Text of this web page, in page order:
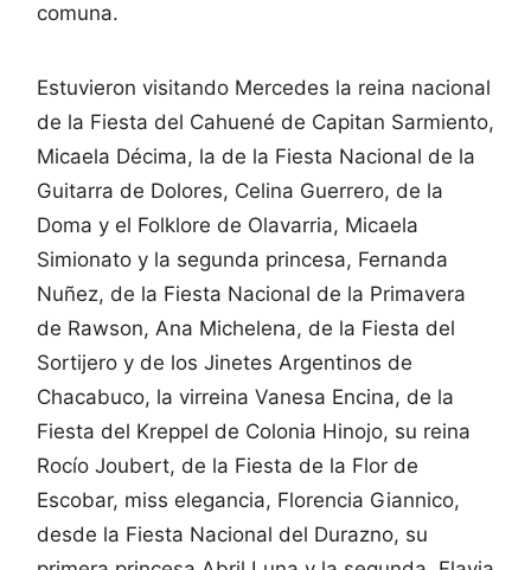
comuna.
Estuvieron visitando Mercedes la reina nacional
de la Fiesta del Cahuené de Capitan Sarmiento,
Micaela Décima, la de la Fiesta Nacional de la
Guitarra de Dolores, Celina Guerrero, de la
Doma y el Folklore de Olavarria, Micaela
Simionato y la segunda princesa, Fernanda
Nuñez, de la Fiesta Nacional de la Primavera
de Rawson, Ana Michelena, de la Fiesta del
Sortijero y de los Jinetes Argentinos de
Chacabuco, la virreina Vanesa Encina, de la
Fiesta del Kreppel de Colonia Hinojo, su reina
Rocío Joubert, de la Fiesta de la Flor de
Escobar, miss elegancia, Florencia Giannico,
desde la Fiesta Nacional del Durazno, su